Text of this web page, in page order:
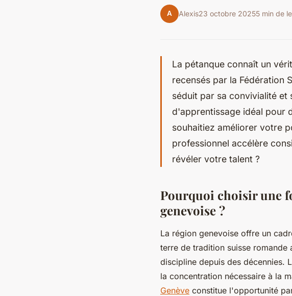
A Alexis23 octobre 20255 min de
La pétanque connaît un
recensés par la Fédération
séduit par sa convivialité
d'apprentissage idéal pour
souhaitiez améliorer votre
professionnel accélère
révéler votre talent ?
Pourquoi choisir une
genevoise ?
La région genevoise offre un
terre de tradition suisse romande
discipline depuis des décennies.
la concentration nécessaire à la
Genève constitue l'opportunité